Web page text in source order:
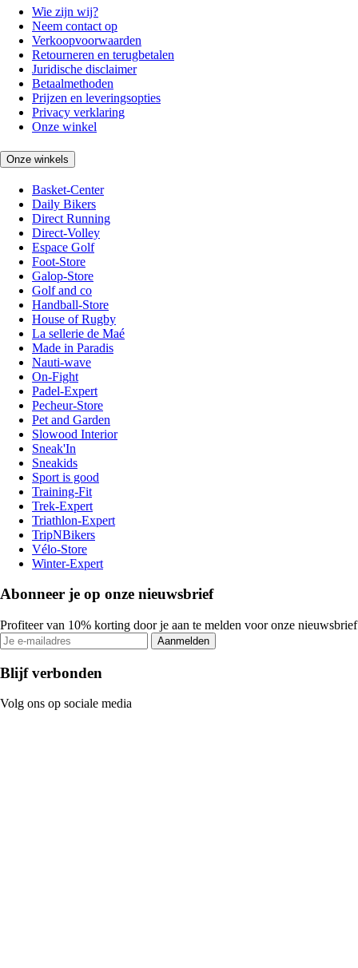
Wie zijn wij?
Neem contact op
Verkoopvoorwaarden
Retourneren en terugbetalen
Juridische disclaimer
Betaalmethoden
Prijzen en leveringsopties
Privacy verklaring
Onze winkel
Onze winkels
Basket-Center
Daily Bikers
Direct Running
Direct-Volley
Espace Golf
Foot-Store
Galop-Store
Golf and co
Handball-Store
House of Rugby
La sellerie de Maé
Made in Paradis
Nauti-wave
On-Fight
Padel-Expert
Pecheur-Store
Pet and Garden
Slowood Interior
Sneak'In
Sneakids
Sport is good
Training-Fit
Trek-Expert
Triathlon-Expert
TripNBikers
Vélo-Store
Winter-Expert
Abonneer je op onze nieuwsbrief
Profiteer van 10% korting door je aan te melden voor onze nieuwsbrief
Aanmelden
Blijf verbonden
Volg ons op sociale media